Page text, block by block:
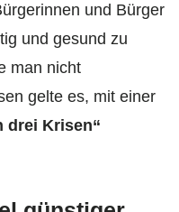
und Bürger
und gesund zu
man nicht
gelte es, mit einer
drei Krisen“